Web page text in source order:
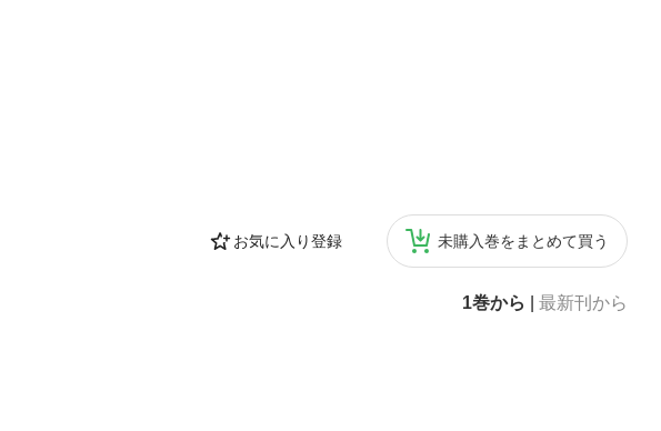
お気に入り登録 未購入巻をまとめて買う
1巻から 最新刊から